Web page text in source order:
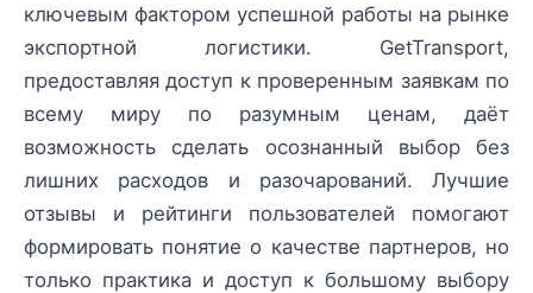
ключевым фактором успешной работы на рынке
экспортной логистики. GetTransport,
предоставляя доступ к проверенным заявкам по
всему миру по разумным ценам, даёт
возможность сделать осознанный выбор без
лишних расходов и разочарований. Лучшие
отзывы и рейтинги пользователей помогают
формировать понятие о качестве партнеров, но
только практика и доступ к большому выбору